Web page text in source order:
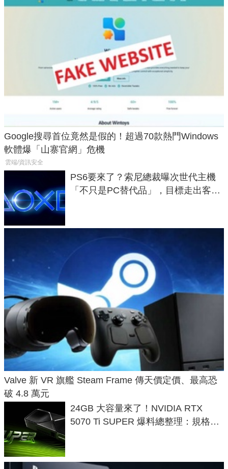
Google搜尋首位竟然是假的！超過70款熱門Windows
軟體爆「山寨官網」危機
雲端/資訊安全
PS6要來了？索尼總裁曝次世代主機
「不只是PC替代品」，目標走出客
Valve 新 VR 旗艦 Steam Frame 傳天價定價、最高恐
破 4.8 萬元
24GB 大容量來了！NVIDIA RTX
5070 Ti SUPER 爆料總整理：規格、